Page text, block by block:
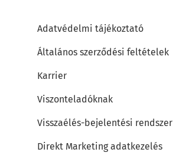
Adatvédelmi tájékoztató
Általános szerződési feltételek
Karrier
Viszonteladóknak
Visszaélés-bejelentési rendszer
Direkt Marketing adatkezelés